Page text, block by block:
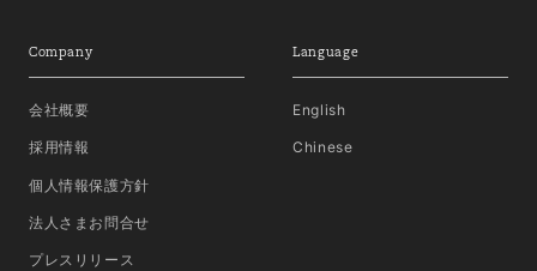
Company
会社概要
採用情報
個人情報保護方針
法人さまお問合せ
プレスリリース
Language
English
Chinese